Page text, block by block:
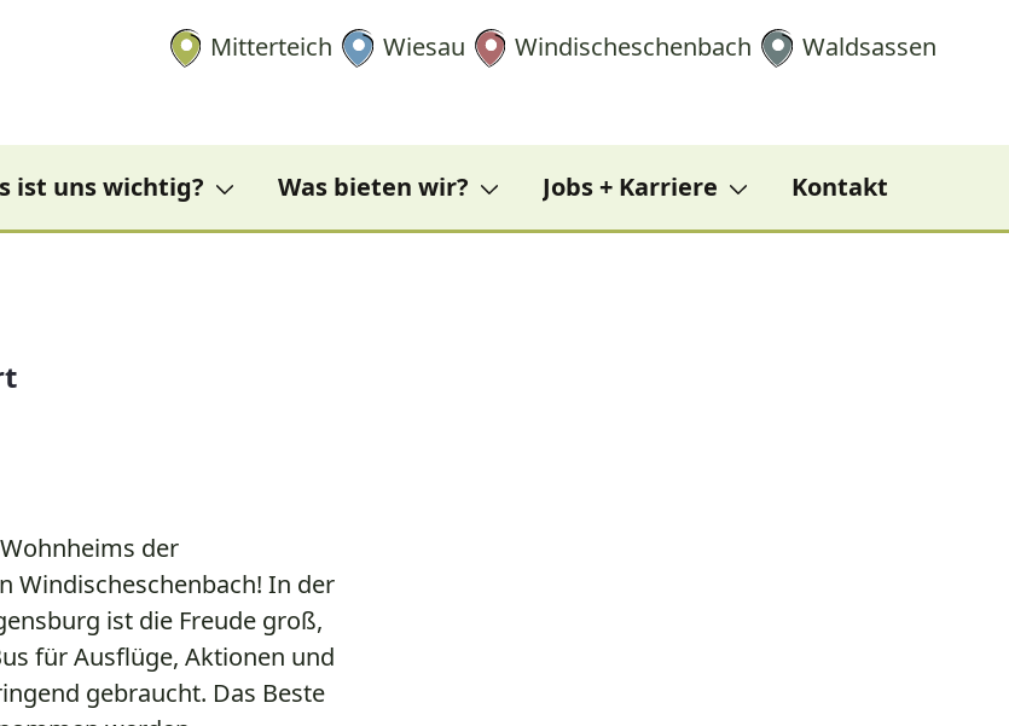
Mitterteich Wiesau Windischeschenbach Waldsassen
ist uns wichtig? Was bieten wir? Jobs + Karriere Kontakt
der
Windischeschenbach! In der
ist die Freude groß,
für Ausflüge, Aktionen und
gebraucht. Das Beste